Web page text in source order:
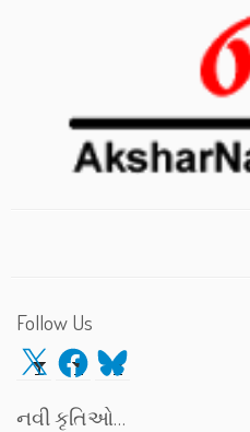
Follow Us
X Facebook
Bluesky
નવી કૃતિઓ…